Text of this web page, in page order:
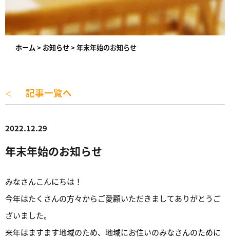
ホーム > お知らせ>年末年始のお知らせ
＜ 記事一覧へ
2022.12.29
年末年始のお知らせ
みなさんこんにちは！
今年はたくさんの方々からご愛顧いただきましてありがとうご
ざいました。
来年はますます地域のため、地域にお住いのみなさんのために